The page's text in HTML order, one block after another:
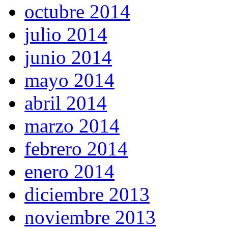
octubre 2014
julio 2014
junio 2014
mayo 2014
abril 2014
marzo 2014
febrero 2014
enero 2014
diciembre 2013
noviembre 2013